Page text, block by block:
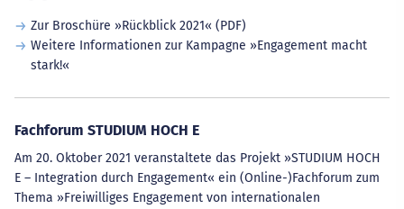
Zur Broschüre »Rückblick 2021« (PDF)
Weitere Informationen zur Kampagne »Engagement macht
stark!«
Fachforum STUDIUM HOCH E
Am 20. Oktober 2021 veranstaltete das Projekt »STUDIUM HOCH
E – Integration durch Engagement« ein (Online-)Fachforum zum
Thema »Freiwilliges Engagement von internationalen